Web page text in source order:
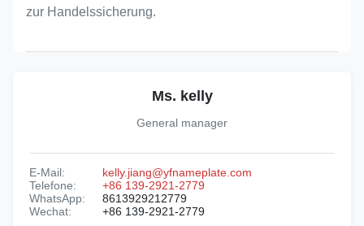
zur Handelssicherung.
Ms. kelly
General manager
E-Mail:
kelly.jiang@yfnameplate.com
Telefone:
+86 139-2921-2779
WhatsApp:
8613929212779
Wechat:
+86 139-2921-2779